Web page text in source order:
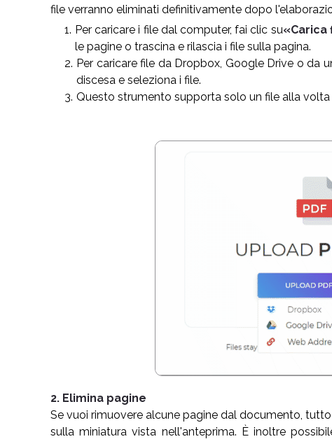
file verranno eliminati definitivamente dopo
Per caricare i file dal computer, fai clic su«Carica
le pagine o trascina e rilascia i file sulla pagina.
Per caricare file da Dropbox, Google Drive o da
discesa e seleziona i file.
Questo strumento supporta solo un file alla volta
2. Elimina pagine
Se vuoi rimuovere alcune pagine dal documento,
sulla miniatura vista nell'anteprima. È inoltre